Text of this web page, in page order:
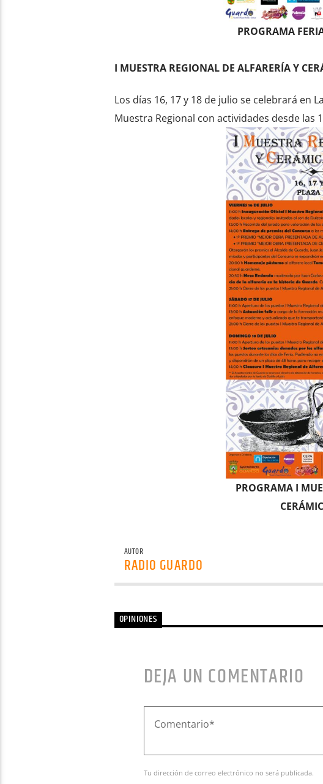
PROGRAMA
I MUESTRA REGIONAL DE ALFARERÍA Y
Los días 16, 17 y 18 de julio se celebrará en
Muestra Regional con actividades desde las
PROGRAMA I
AUTOR
RADIO GUARDO
OPINIONES
DEJA UN COMENTARIO
Tu dirección de correo electrónico no será publicada.